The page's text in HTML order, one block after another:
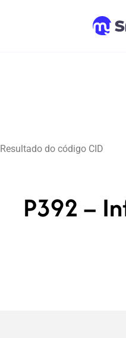
Resultado do código CID
P392 –